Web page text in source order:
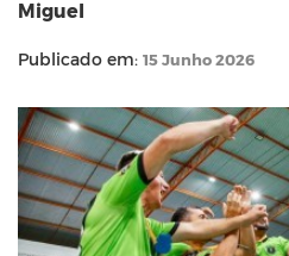
Miguel
Publicado em: 15 Junho 2026